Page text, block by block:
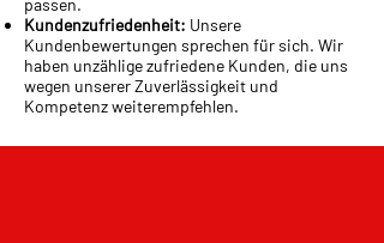
passen.
Kundenzufriedenheit: Unsere
Kundenbewertungen sprechen für sich. Wir
haben unzählige zufriedene Kunden, die uns
wegen unserer Zuverlässigkeit und
Kompetenz weiterempfehlen.